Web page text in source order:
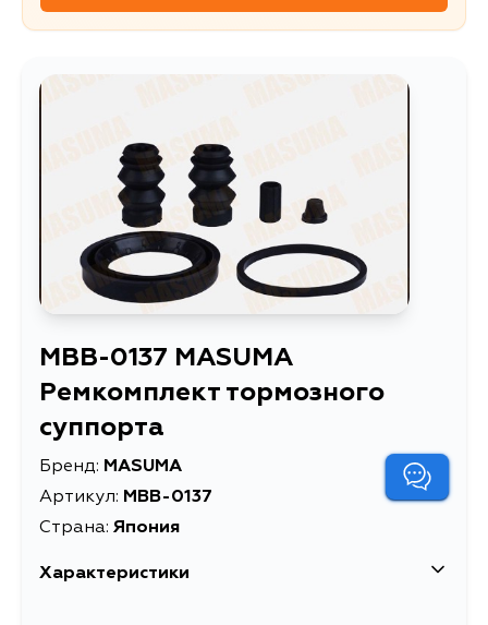
MBB-0137 MASUMA
Ремкомплект тормозного
суппорта
Бренд: MASUMA
Артикул: MBB-0137
Страна: Япония
Характеристики